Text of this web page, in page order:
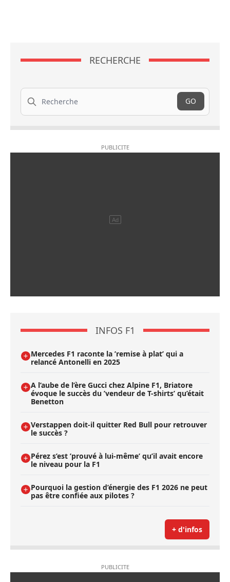
RECHERCHE
Recherche
GO
INFOS F1
Mercedes F1 raconte la ’remise à plat’ qui a
relancé Antonelli en 2025
A l’aube de l’ère Gucci chez Alpine F1, Briatore
évoque le succès du ’vendeur de T-shirts’ qu’était
Benetton
Verstappen doit-il quitter Red Bull pour retrouver
le succès ?
Pérez s’est ’prouvé à lui-même’ qu’il avait encore
le niveau pour la F1
Pourquoi la gestion d’énergie des F1 2026 ne peut
pas être confiée aux pilotes ?
+ d'infos